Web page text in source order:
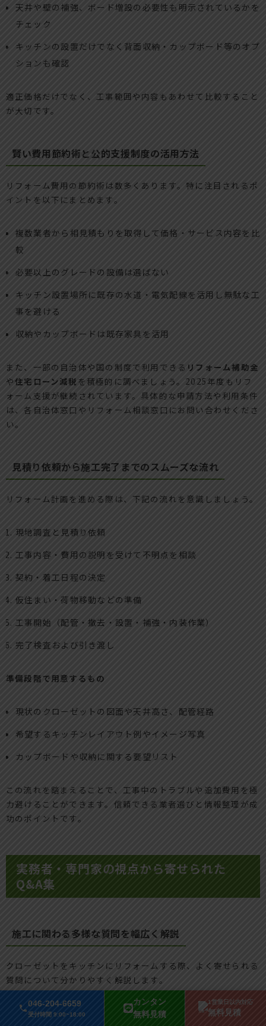
046-204-6659
受付時間 9:00~18:00
カンタン
無料見積
1営業日以内対応
無料見積
天井や壁の補強、ボード増設の必要性も明示されているかを
チェック
キッチンの設置だけでなく背面収納・カップボード等のオプ
ションも確認
適正価格だけでなく、工事範囲や内容もあわせて比較すること
が大切です。
賢い費用節約術と公的支援制度の活用方法
リフォーム費用の節約術は数多くあります。特に注目されるポ
イントを以下にまとめます。
複数業者から相見積もりを取得して価格・サービス内容を比
較
必要以上のグレードの設備は選ばない
キッチン設置場所に既存の水道・電気配線を活用し無駄な工
事を避ける
収納やカップボードは既存家具を活用
また、一部の自治体や国の制度で利用できる リフォーム補助金
や住宅ローン減税 を積極的に調べましょう。2025年度もリフ
ォーム支援が継続されています。具体的な申請方法や利用条件
は、各自治体窓口やリフォーム相談窓口にお問い合わせくださ
い。
見積り依頼から施工完了までのスムーズな流れ
リフォーム計画を進める際は、下記の流れを意識しましょう。
現地調査と見積り依頼
工事内容・費用の説明を受けて不明点を相談
契約・着工日程の決定
仮住まい・荷物移動などの準備
工事開始（配管・撤去・設置・補強・内装作業）
完了検査および引き渡し
準備段階で用意するもの
現状のクローゼットの図面や天井高さ、配管経路
希望するキッチンレイアウト例やイメージ写真
カップボードや収納に関する要望リスト
この流れを踏まえることで、工事中のトラブルや追加費用を極
力避けることができます。信頼できる業者選びと情報整理が成
功のポイントです。
実務者・専門家の視点から寄せられた
Q&A集
施工に関わる多様な質問を幅広く解説
クローゼットをキッチンにリフォームする際、よく寄せられる
質問について分かりやすく解説します。